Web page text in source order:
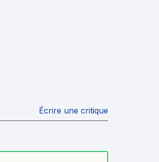
Écrire une critique